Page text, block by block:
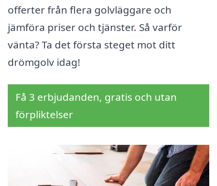
offerter från flera golvläggare och
jämföra priser och tjänster. Så varför
vänta? Ta det första steget mot ditt
drömgolv idag!
Få 3 erbjudanden, gratis och utan
förpliktelser